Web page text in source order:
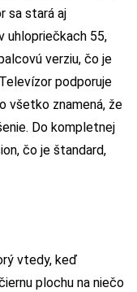
sa stará aj
uhlopriečkach 55,
verziu, čo je
podporuje
všetko znamená, že
Do kompletnej
čo je štandard,
vtedy, keď
plochu na niečo